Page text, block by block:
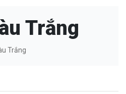
Trắng
Trắng